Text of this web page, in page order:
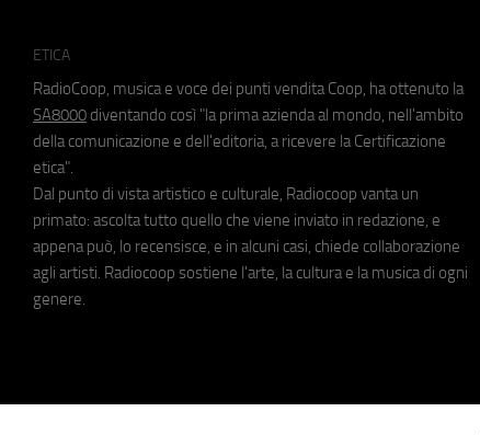
ETICA
RadioCoop, musica e voce dei punti vendita Coop, ha ottenuto la
SA8000 diventando così "la prima azienda al mondo, nell'ambito
della comunicazione e dell'editoria, a ricevere la Certificazione
etica".
Dal punto di vista artistico e culturale, Radiocoop vanta un
primato: ascolta tutto quello che viene inviato in redazione, e
appena può, lo recensisce, e in alcuni casi, chiede collaborazione
agli artisti. Radiocoop sostiene l'arte, la cultura e la musica di ogni
genere.